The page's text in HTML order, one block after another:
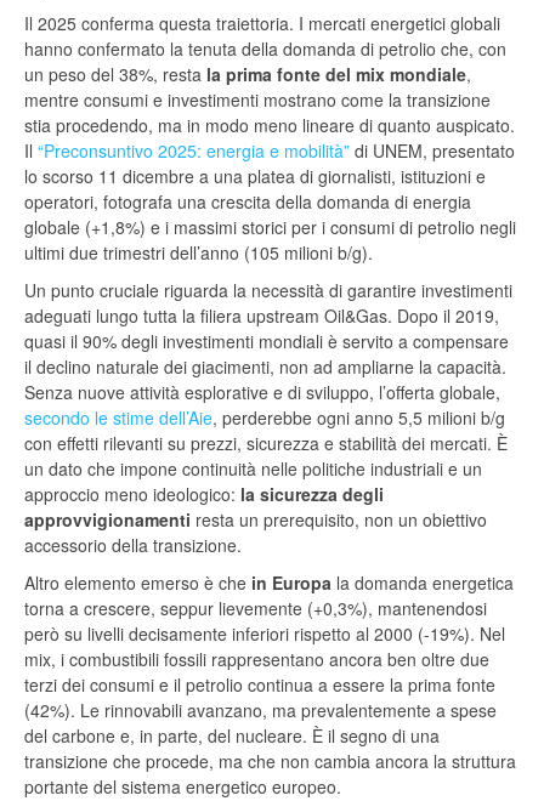
Il 2025 conferma questa traiettoria. I mercati energetici globali
hanno confermato la tenuta della domanda di petrolio che, con
un peso del 38%, resta la prima fonte del mix mondiale,
mentre consumi e investimenti mostrano come la transizione
stia procedendo, ma in modo meno lineare di quanto auspicato.
Il “Preconsuntivo 2025: energia e mobilità” di UNEM, presentato
lo scorso 11 dicembre a una platea di giornalisti, istituzioni e
operatori, fotografa una crescita della domanda di energia
globale (+1,8%) e i massimi storici per i consumi di petrolio negli
ultimi due trimestri dell’anno (105 milioni b/g).
Un punto cruciale riguarda la necessità di garantire investimenti
adeguati lungo tutta la filiera upstream Oil&Gas. Dopo il 2019,
quasi il 90% degli investimenti mondiali è servito a compensare
il declino naturale dei giacimenti, non ad ampliarne la capacità.
Senza nuove attività esplorative e di sviluppo, l’offerta globale,
secondo le stime dell’Aie, perderebbe ogni anno 5,5 milioni b/g
con effetti rilevanti su prezzi, sicurezza e stabilità dei mercati. È
un dato che impone continuità nelle politiche industriali e un
approccio meno ideologico: la sicurezza degli
approvvigionamenti resta un prerequisito, non un obiettivo
accessorio della transizione.
Altro elemento emerso è che in Europa la domanda energetica
torna a crescere, seppur lievemente (+0,3%), mantenendosi
però su livelli decisamente inferiori rispetto al 2000 (-19%). Nel
mix, i combustibili fossili rappresentano ancora ben oltre due
terzi dei consumi e il petrolio continua a essere la prima fonte
(42%). Le rinnovabili avanzano, ma prevalentemente a spese
del carbone e, in parte, del nucleare. È il segno di una
transizione che procede, ma che non cambia ancora la struttura
portante del sistema energetico europeo.